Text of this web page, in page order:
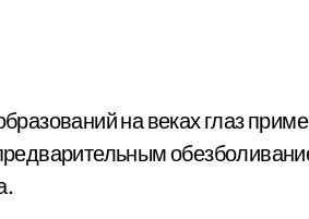
на веках глаз